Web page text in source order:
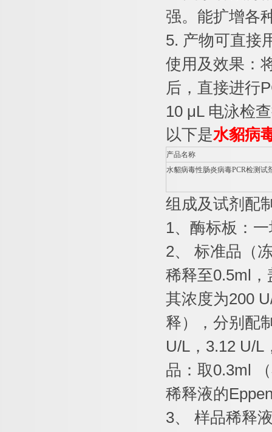
强。能扩增各
5. 产物可直接
使用及效果：
后，直接进行
10 μL 电泳检
以下是水貂病
产品名称
水貂病毒性肠炎病毒PCR检测试
组成及试剂配
1、酶标板：
2、
标准品（
稀释至0.5ml
其浓度为200
释），分别配
U/L ， 3.12 U/L
品：取0.3ml
稀释液的
3、 样品稀释